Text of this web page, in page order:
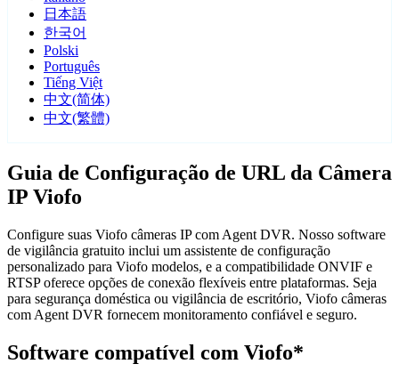
日本語
한국어
Polski
Português
Tiếng Việt
中文(简体)
中文(繁體)
Guia de Configuração de URL da Câmera
IP Viofo
Configure suas Viofo câmeras IP com Agent DVR. Nosso software
de vigilância gratuito inclui um assistente de configuração
personalizado para Viofo modelos, e a compatibilidade ONVIF e
RTSP oferece opções de conexão flexíveis entre plataformas. Seja
para segurança doméstica ou vigilância de escritório, Viofo câmeras
com Agent DVR fornecem monitoramento confiável e seguro.
Software compatível com Viofo*